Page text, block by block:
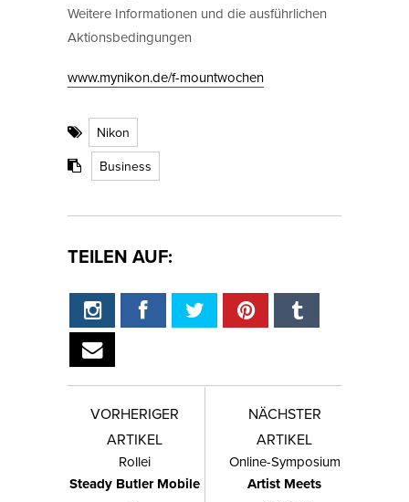
Weitere Informationen und die ausführlichen
Aktionsbedingungen
www.mynikon.de/f-mountwochen
Nikon
Business
TEILEN AUF:
VORHERIGER
ARTIKEL
Rollei
Steady Butler Mobile
NÄCHSTER
ARTIKEL
Online-Symposium
Artist Meets